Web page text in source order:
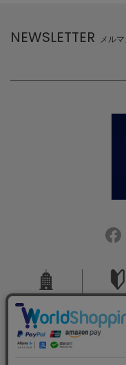
NEWSLETTER メル
会社概要
ご利用規約